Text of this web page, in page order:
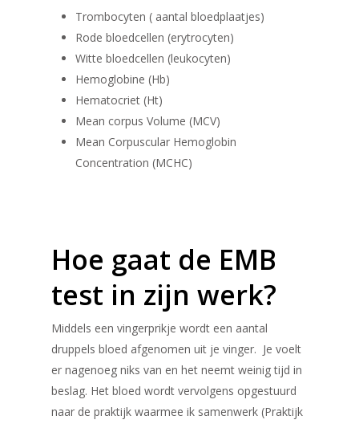
Trombocyten ( aantal bloedplaatjes)
Rode bloedcellen (erytrocyten)
Witte bloedcellen (leukocyten)
Hemoglobine (Hb)
Hematocriet (Ht)
Mean corpus Volume (MCV)
Mean Corpuscular Hemoglobin
Concentration (MCHC)
Hoe gaat de EMB
test in zijn werk?
Middels een vingerprikje wordt een aantal
druppels bloed afgenomen uit je vinger. Je voelt
er nagenoeg niks van en het neemt weinig tijd in
beslag. Het bloed wordt vervolgens opgestuurd
naar de praktijk waarmee ik samenwerk (Praktijk